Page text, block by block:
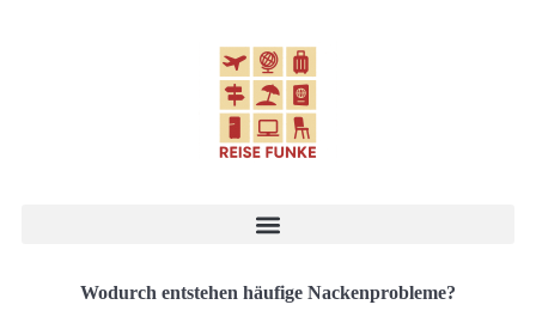
Wodurch entstehen häufige Nackenprobleme?